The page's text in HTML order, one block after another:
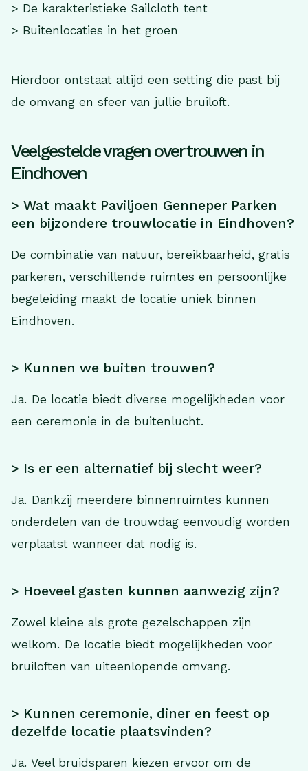
> De karakteristieke Sailcloth tent
> Buitenlocaties in het groen
Hierdoor ontstaat altijd een setting die past bij
de omvang en sfeer van jullie bruiloft.
Veelgestelde vragen over trouwen in
Eindhoven
> Wat maakt Paviljoen Genneper Parken
een bijzondere trouwlocatie in Eindhoven?
De combinatie van natuur, bereikbaarheid, gratis
parkeren, verschillende ruimtes en persoonlijke
begeleiding maakt de locatie uniek binnen
Eindhoven.
> Kunnen we buiten trouwen?
Ja. De locatie biedt diverse mogelijkheden voor
een ceremonie in de buitenlucht.
> Is er een alternatief bij slecht weer?
Ja. Dankzij meerdere binnenruimtes kunnen
onderdelen van de trouwdag eenvoudig worden
verplaatst wanneer dat nodig is.
> Hoeveel gasten kunnen aanwezig zijn?
Zowel kleine als grote gezelschappen zijn
welkom. De locatie biedt mogelijkheden voor
bruiloften van uiteenlopende omvang.
> Kunnen ceremonie, diner en feest op
dezelfde locatie plaatsvinden?
Ja. Veel bruidsparen kiezen ervoor om de